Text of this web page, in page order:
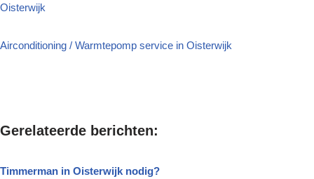
Oisterwijk
Airconditioning / Warmtepomp service in Oisterwijk
Gerelateerde berichten:
Timmerman in Oisterwijk nodig?